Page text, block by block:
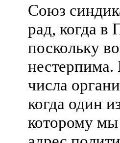
Союз
рад, когда в
поскольку
числа
когда один
которому